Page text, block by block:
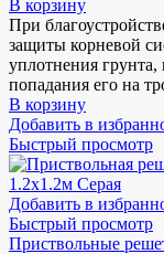
В корзину
При
защиты корневой
уплотнения грунта,
попадания его на
В корзину
Добавить в
Быстрый просмотр
Добавить в
Быстрый просмотр
Приствольные